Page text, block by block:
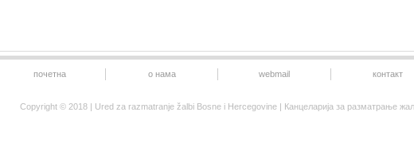
почетна о нама webmail контакт
Copyright © 2018 | Ured za razmatranje žalbi Bosne i Hercegovine | Канцеларија за разматрање